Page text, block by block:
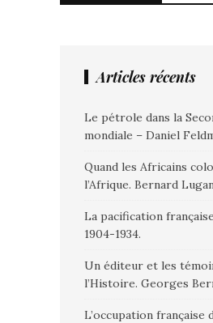
Articles récents
Le pétrole dans la
mondiale – Daniel
Quand les Africains
l’Afrique. Bernard
La pacification
1904-1934.
Un éditeur et les
l’Histoire. Georges
L’occupation française